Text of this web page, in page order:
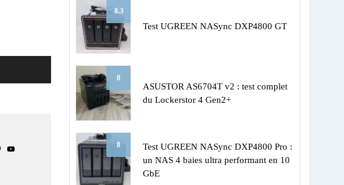
8.3
Test UGREEN NASync DXP4800 GT
8
ASUSTOR AS6704T v2 : test complet
du Lockerstor 4 Gen2+
8
Test UGREEN NASync DXP4800 Pro :
un NAS 4 baies ultra performant en 10
GbE